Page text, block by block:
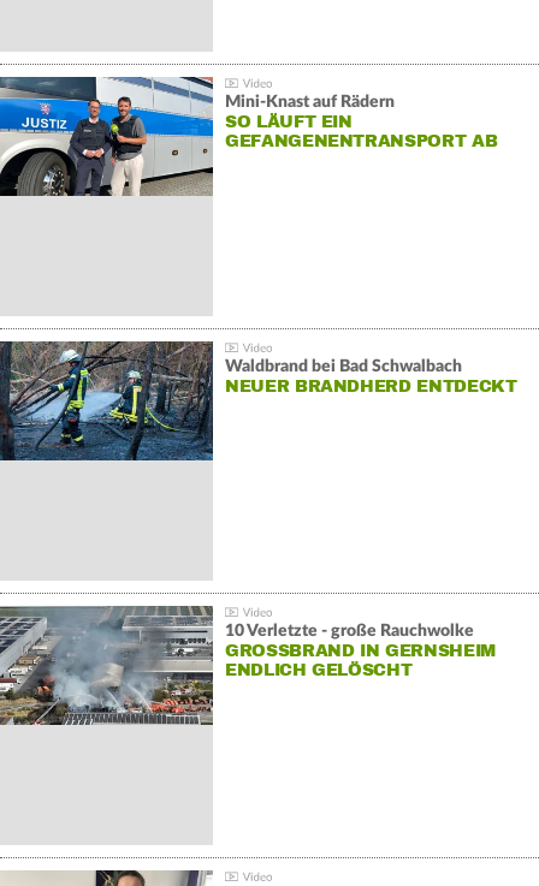
Mini-Knast auf Rädern
SO LÄUFT EIN
GEFANGENENTRANSPORT AB
Waldbrand bei Bad Schwalbach
NEUER BRANDHERD ENTDECKT
10 Verletzte - große Rauchwolke
GROSSBRAND IN GERNSHEIM E
NDLICH GELÖSCHT